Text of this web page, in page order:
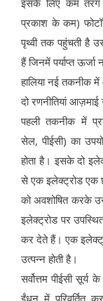
इसके लिए कम तरंग
प्रकाश के कम)
पृथ्वी तक पहुंचती है
हैं जिनमें पर्याप्त ऊर्जा
हालिया नई तकनीक
दो रणनीतियां आज़माई
पहली तकनीक में
सेल, पीईसी) का
होता है। इसके दो
से एक इलेक्ट्रोड एक
को अवशोषित करके
इलेक्ट्रोड पर
कर देते हैं। एक
उत्पन्न होती है।
सर्वोत्तम पीईसी